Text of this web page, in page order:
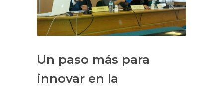
Un paso más para
innovar en la